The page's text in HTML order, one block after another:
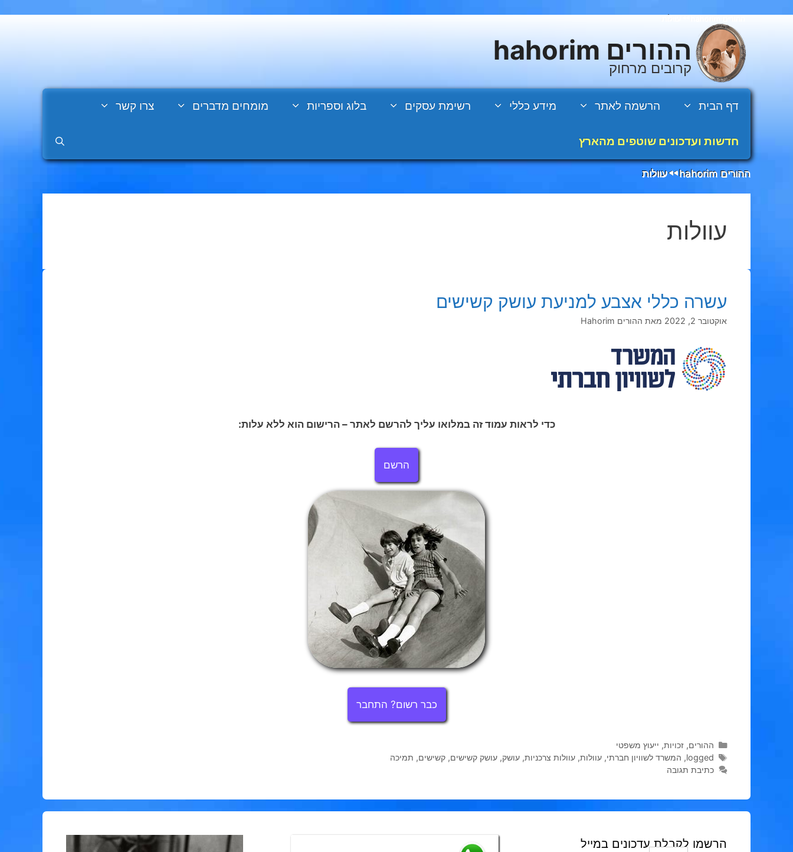
ההורים hahorim
קרובים מרחוק
דף הבית הרשמה לאתר מידע כללי רשימת עסקים בלוג וספריות מומחים מדברים צרו קשר
חדשות ועדכונים שוטפים מהארץ
ההורים hahorim ◄◄עוולות
עוולות
עשרה כללי אצבע למניעת עושק קשישים
אוקטובר 2, 2022 מאת ההורים Hahorim
כדי לראות עמוד זה במלואו עליך להרשם לאתר – הרישום הוא ללא עלות:
הרשם
כבר רשום? התחבר
קטגוריות
ההורים, זכויות, ייעוץ משפטי
תגיות
logged
, המשרד לשוויון חברתי, עוולות, עוולות צרכניות, עושק, עושק קשישים, קשישים, תמיכה
כתיבת תגובה
הרשמו לקבלת עדכונים במייל